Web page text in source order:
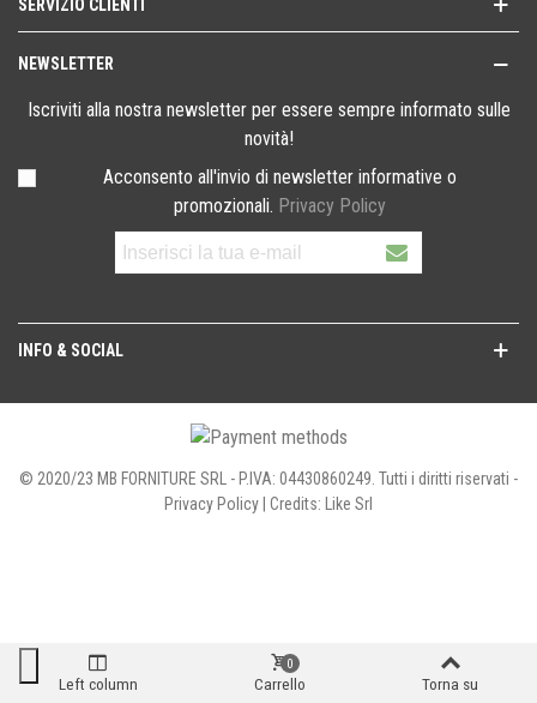
SERVIZIO CLIENTI
NEWSLETTER
Iscriviti alla nostra newsletter per essere sempre informato sulle
novità!
Acconsento all'invio di newsletter informative o
promozionali. Privacy Policy
INFO & SOCIAL
© 2020/23 MB FORNITURE SRL - P.IVA: 04430860249. Tutti i diritti riservati -
Privacy Policy | Credits: Like Srl
Left column Carrello
0
Torna su